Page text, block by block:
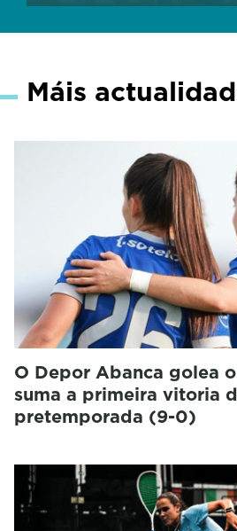
Máis
O Depor Abanca golea
suma a primeira vitoria
pretemporada (9-0)